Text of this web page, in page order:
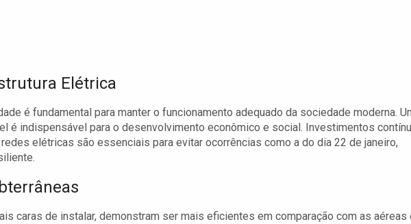
Elétrica
é fundamental para manter o funcionamento adequado da sociedade moderna.
é indispensável para o desenvolvimento econômico e social. Investimentos
elétricas são essenciais para evitar ocorrências como a do dia 22 de janeiro,
caras de instalar, demonstram ser mais eficientes em comparação com as aéreas